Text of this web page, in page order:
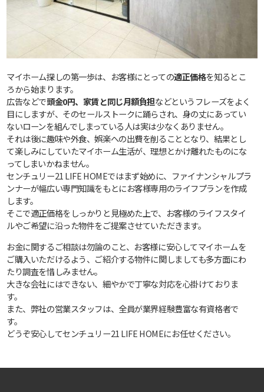
マイホーム探しの第一歩は、お客様にとっての適正価格を知るとこ
ろから始まります。
広告などで頭金0円、家賃と同じ月額負担などというフレーズをよく
目にしますが、そのセールストークに踊らされ、身の丈にあってい
ないローンを組んでしまっている人は実は少なくありません。
それは後に趣味や外食、娯楽への出費を削ることとなり、結果とし
て楽しみにしていたマイホーム生活が、理想とかけ離れたものにな
ってしまいかねません。
センチュリー21 LIFE HOMEではまず始めに、ファイナンシャルプラ
ンナーが幅広い専門知識をもとにお客様専用のライフプランを作成
します。
そこで適正価格をしっかりと見極めた上で、お客様のライフスタイ
ルやご希望に沿った物件をご提案させていただきます。
お金に関するご相談は勿論のこと、お客様に安心してマイホームを
ご購入いただけるよう、ご紹介する物件に関しましても多方面にわ
たり調査を惜しみません。
大きな会社にはできない、細やかで丁寧な対応を心掛けておりま
す。
また、弊社の営業スタッフは、全員が業界経験豊富な有資格者で
す。
どうぞ安心してセンチュリー21 LIFE HOMEにお任せください。